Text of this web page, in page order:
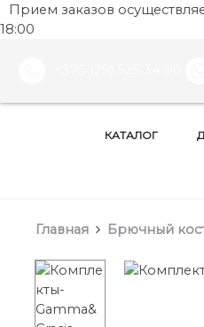
Прием заказов
18:00
КАТАЛОГ
Главная Брючный